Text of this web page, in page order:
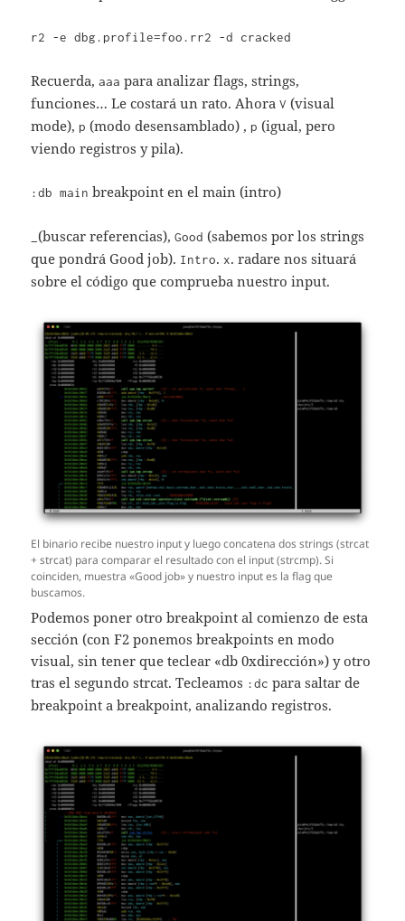
r2 -e dbg.profile=foo.rr2 -d cracked
Recuerda,aaa para analizar flags, strings,
funciones… Le costará un rato. AhoraV (visual
mode), p (modo desensamblado) , p (igual, pero
viendo registros y pila).
:db main breakpoint en el main (intro)
_(buscar referencias),Good (sabemos por los strings
que pondrá Good job). Intro. x. radare nos situará
sobre el código que comprueba nuestro input.
El binario recibe nuestro input y luego concatena dos strings (strcat
+ strcat) para comparar el resultado con el input (strcmp). Si
coinciden, muestra «Good job» y nuestro input es la flag que
buscamos.
Podemos poner otro breakpoint al comienzo de esta
sección (con F2 ponemos breakpoints en modo
visual, sin tener que teclear «db 0xdirección») y otro
tras el segundo strcat. Tecleamos :dc para saltar de
breakpoint a breakpoint, analizando registros.